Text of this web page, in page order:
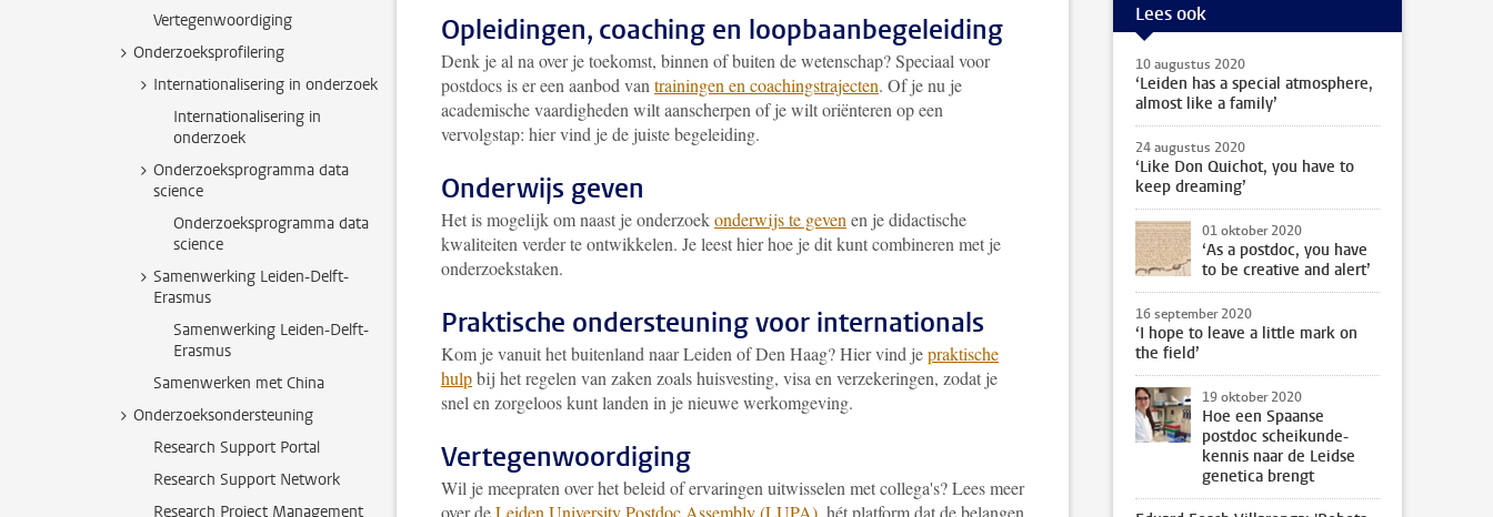
Vertegenwoordiging
Onderzoeksprofilering
Internationalisering in onderzoek
Internationalisering in
onderzoek
Onderzoeksprogramma data
science
Onderzoeksprogramma data
science
Samenwerking Leiden-Delft-
Erasmus
Samenwerking Leiden-Delft-
Erasmus
Samenwerken met China
Onderzoeksondersteuning
Research Support Portal
Research Support Network
Research Project Management
Opleidingen, coaching en loopbaanbegeleiding
Denk je al na over je toekomst, binnen of buiten de wetenschap? Speciaal voor
postdocs is er een aanbod van trainingen en coachingstrajecten. Of je nu je
academische vaardigheden wilt aanscherpen of je wilt oriënteren op een
vervolgstap: hier vind je de juiste begeleiding.
Onderwijs geven
Het is mogelijk om naast je onderzoekonderwijs te geven en je didactische
kwaliteiten verder te ontwikkelen. Je leest hier hoe je dit kunt combineren met je
onderzoekstaken.
Praktische ondersteuning voor internationals
Kom je vanuit het buitenland naar Leiden of Den Haag? Hier vind jepraktische
hulpbij het regelen van zaken zoals huisvesting, visa en verzekeringen, zodat je
snel en zorgeloos kunt landen in je nieuwe werkomgeving.
Vertegenwoordiging
Wil je meepraten over het beleid of ervaringen uitwisselen met collega's? Lees meer
over deLeiden University Postdoc Assembly (LUPA), hét platform dat de belangen
Lees ook
10 augustus 2020
‘Leiden has a special atmosphere,
almost like a family’
24 augustus 2020
‘Like Don Quichot, you have to
keep dreaming’
01 oktober 2020
‘As a postdoc, you have
to be creative and alert’
16 september 2020
‘I hope to leave a little mark on
the field’
19 oktober 2020
Hoe een Spaanse
postdoc scheikunde-
kennis naar de Leidse
genetica brengt